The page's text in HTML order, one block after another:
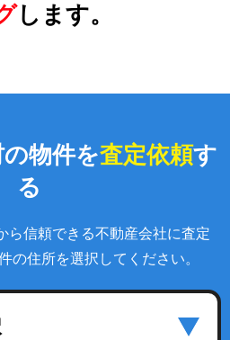
します。
物件を査定依頼す
る
ら信頼できる不動産会社に査定
の住所を選択してください。